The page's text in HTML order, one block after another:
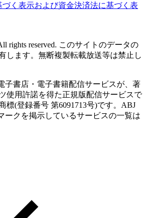
く表示および資金決済法に基づく表
rights reserved. このサイトのデータの
します。無断複製転載放送等は禁止し
子書店・電子書籍配信サービスが、著
使用許諾を得た正規版配信サービスで
標(登録番号 第6091713号)です。ABJ
ークを掲示しているサービスの一覧は